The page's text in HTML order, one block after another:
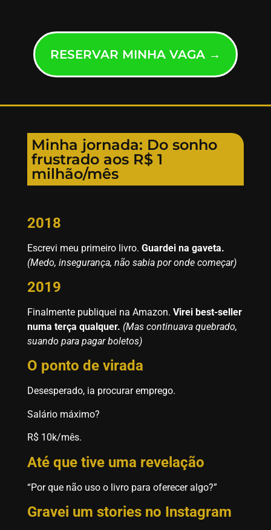
RESERVAR MINHA VAGA →
Minha jornada: Do sonho
frustrado aos R$ 1
milhão/mês
2018
Escrevi meu primeiro livro. Guardei na gaveta.
(Medo, insegurança, não sabia por onde começar)
2019
Finalmente publiquei na Amazon. Virei best-seller
numa terça qualquer. (Mas continuava quebrado,
suando para pagar boletos)
O ponto de virada
Desesperado, ia procurar emprego.
Salário máximo?
R$ 10k/mês.
Até que tive uma revelação
“Por que não uso o livro para oferecer algo?”
Gravei um stories no Instagram